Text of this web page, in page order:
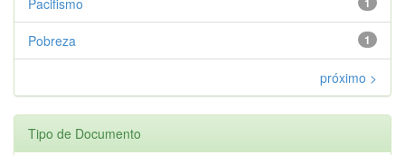
1
Pobreza
próximo >
Tipo de Documento